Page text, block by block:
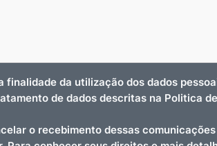
finalidade da utilização dos dados
de dados descritas na Politica
o recebimento dessas